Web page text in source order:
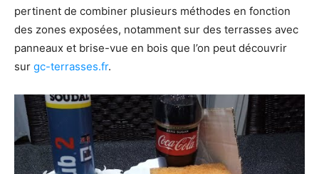
pertinent de combiner plusieurs méthodes en fonction
des zones exposées, notamment sur des terrasses avec
panneaux et brise-vue en bois que l’on peut découvrir
sur gc-terrasses.fr.